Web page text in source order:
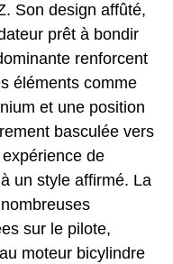
Son design affûté,
prêt à bondir
renforcent
éléments comme
et une position
basculée vers
expérience de
un style affirmé. La
sur le pilote,
moteur bicylindre